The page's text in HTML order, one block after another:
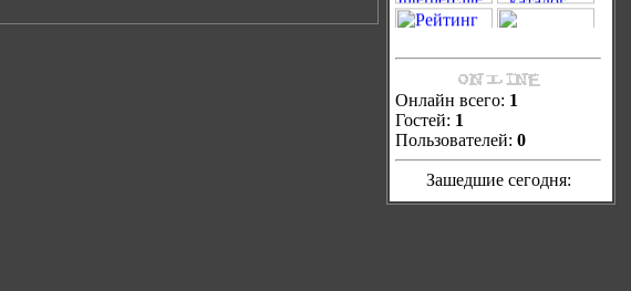
Онлайн всего: 1
Гостей: 1
Пользователей: 0
Зашедшие сегодня: